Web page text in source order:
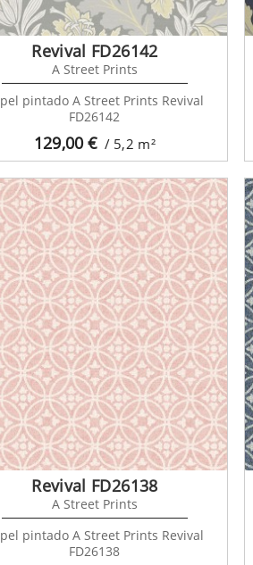
129,00€ / 5,2 m²
Revival FD26142
A Street Prints
pintado A Street Prints Revival
FD26142
Revival FD26138
A Street Prints
pintado A Street Prints Revival
FD26138